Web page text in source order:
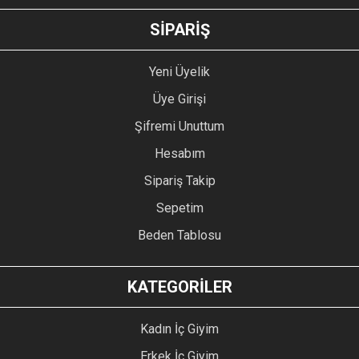
GÖNDER
SİPARİŞ
Yeni Üyelik
Üye Girişi
Şifremi Unuttum
Hesabım
Sipariş Takip
Sepetim
Beden Tablosu
KATEGORİLER
Kadın İç Giyim